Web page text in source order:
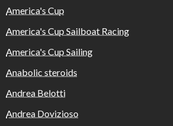
America's Cup
America's Cup Sailboat Racing
America's Cup Sailing
Anabolic steroids
Andrea Belotti
Andrea Dovizioso